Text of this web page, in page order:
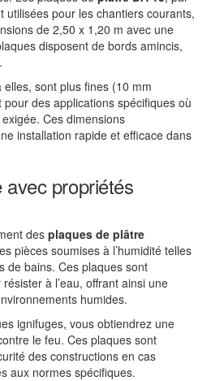
utilisées pour les chantiers courants,
de 2,50 x 1,20 m avec une
disposent de bords amincis,
sont plus fines (10 mm
pour des applications spécifiques où
Ces dimensions
installation rapide et efficace dans
avec propriétés
des plaques de plâtre
pièces soumises à l’humidité telles
de bains. Ces plaques sont
à l’eau, offrant ainsi une
humides.
ignifuges, vous obtiendrez une
le feu. Ces plaques sont
des constructions en cas
aux normes spécifiques.